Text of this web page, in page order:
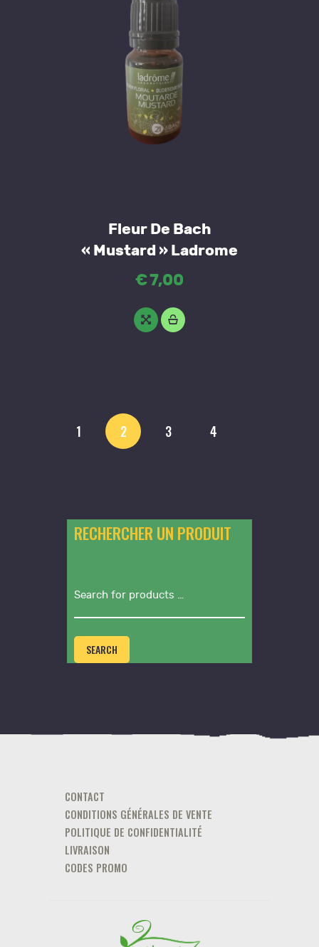
Fleur De Bach
« Mustard » Ladrome
€7,00
1 2 3 4
RECHERCHER UN PRODUIT
SEARCH
CONTACT
CONDITIONS GÉNÉRALES DE VENTE
POLITIQUE DE CONFIDENTIALITÉ
LIVRAISON
CODES PROMO